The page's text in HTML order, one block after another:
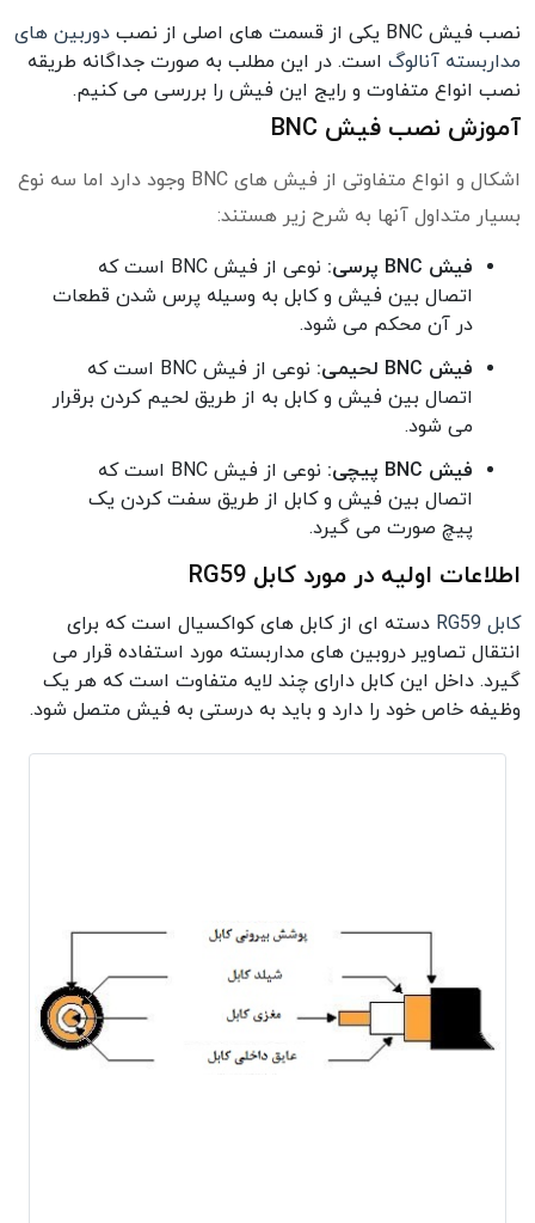
نصب فیش BNC یکی از قسمت های اصلی از نصب
دوربین های
مداربسته آنالوگ است. در این مطلب به صورت جداگانه طریقه
نصب انواع متفاوت و رایج این فیش را بررسی می کنیم.
آموزش نصب فیش BNC
اشکال و انواع متفاوتی از فیش های BNC وجود دارد اما سه نوع
بسیار متداول آنها به شرح زیر هستند:
فیش BNC پرسی:
نوعی از فیش BNC است که
اتصال بین فیش و کابل به وسیله پرس شدن قطعات
در آن محکم می شود.
فیش BNC لحیمی:
نوعی از فیش BNC است که
اتصال بین فیش و کابل به از طریق لحیم کردن برقرار
می شود.
فیش BNC پیچی:
نوعی از فیش BNC است که
اتصال بین فیش و کابل از طریق سفت کردن یک
پیچ صورت می گیرد.
اطلاعات اولیه در مورد کابل RG59
کابل RG59
دسته ای از کابل های کواکسیال است که برای
انتقال تصاویر دروبین های مداربسته مورد استفاده قرار می
گیرد. داخل این کابل دارای چند لایه متفاوت است که هر یک
وظیفه خاص خود را دارد و باید به درستی به فیش متصل شود.